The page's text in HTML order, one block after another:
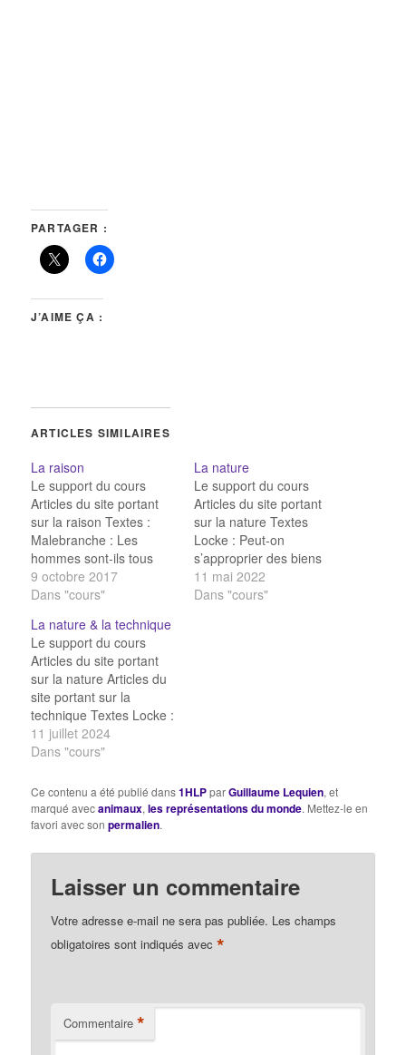
PARTAGER :
J’AIME ÇA :
ARTICLES SIMILAIRES
La raison
Le support du cours
Articles du site portant
sur la raison Textes :
Malebranche : Les
hommes sont-ils tous
raisonnables ?
Descartes : Faut-il
sais ? Descartes : Puis-
je douter de mes
perceptions ? Descartes
: Puis-je douter de toutes
mes idées ? Descartes…
9 octobre 2017
Dans "cours"
La nature
Le support du cours
Articles du site portant
sur la nature Textes
Locke : Peut-on
s’approprier des biens
naturels ? Descartes :
Avons-nous des devoirs
11 mai 2022
Dans "cours"
La nature & la technique
Le support du cours
Articles du site portant
sur la nature Articles du
site portant sur la
technique Textes Locke :
Peut-on s’approprier des
biens naturels ?
des devoirs envers les
animaux ? Kant : Avons-
nous des devoirs envers
11 juillet 2024
Dans "cours"
Ce contenu a été publié dans1HLPparGuillaume Lequien, et
marqué avecanimaux,les représentations du monde. Mettez-le en
favori avec sonpermalien.
Laisser un commentaire
Votre adresse e-mail ne sera pas publiée. Les champs
obligatoires sont indiqués avec*
Commentaire *